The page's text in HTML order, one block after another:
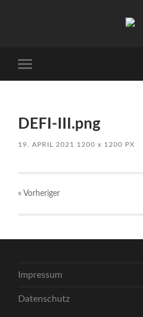
Menü
DEFI-III.png
19. APRIL 2021 1200x 1200 PX
« Vorheriger
Impressum
Datenschutz